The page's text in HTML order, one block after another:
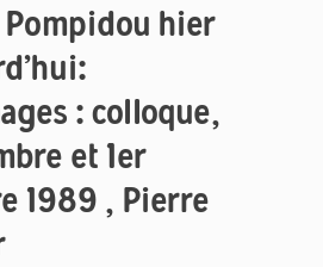
hier
: colloque,
et 1er
1989 , Pierre